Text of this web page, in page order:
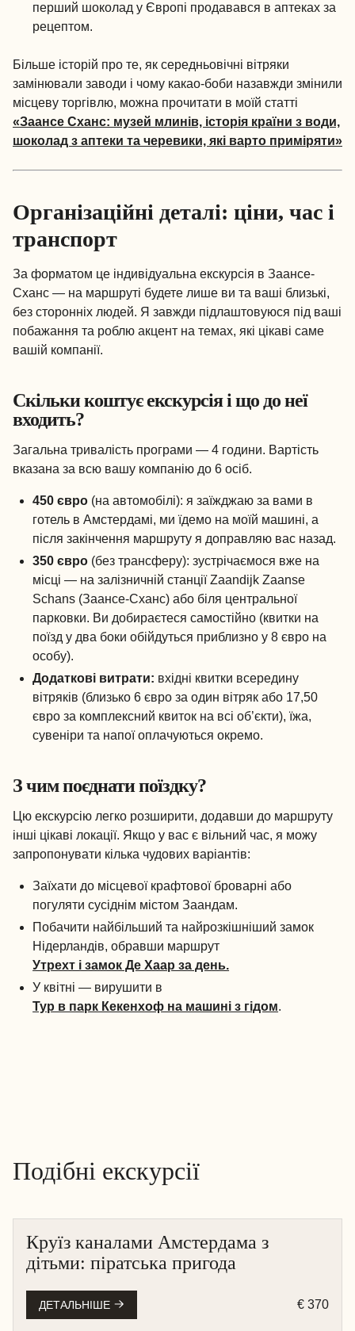
перший шоколад у Європі продавався в аптеках за
рецептом.
Більше історій про те, як середньовічні вітряки
замінювали заводи і чому какао-боби назавжди змінили
місцеву торгівлю, можна прочитати в моїй статті
«Заансе Сханс: музей млинів, історія країни з води,
шоколад з аптеки та черевики, які варто приміряти»
Організаційні деталі: ціни, час і
транспорт
За форматом це індивідуальна екскурсія в Заансе-
Сханс — на маршруті будете лише ви та ваші близькі,
без сторонніх людей. Я завжди підлаштовуюся під ваші
побажання та роблю акцент на темах, які цікаві саме
вашій компанії.
Скільки коштує екскурсія і що до неї
входить?
Загальна тривалість програми — 4 години. Вартість
вказана за всю вашу компанію до 6 осіб.
450 євро (на автомобілі): я заїжджаю за вами в
готель в Амстердамі, ми їдемо на моїй машині, а
після закінчення маршруту я доправляю вас назад.
350 євро (без трансферу): зустрічаємося вже на
місці — на залізничній станції Zaandijk Zaanse
Schans (Заансе-Сханс) або біля центральної
парковки. Ви добираєтеся самостійно (квитки на
поїзд у два боки обійдуться приблизно у 8 євро на
особу).
Додаткові витрати: вхідні квитки всередину
вітряків (близько 6 євро за один вітряк або 17,50
євро за комплексний квиток на всі об’єкти), їжа,
сувеніри та напої оплачуються окремо.
З чим поєднати поїздку?
Цю екскурсію легко розширити, додавши до маршруту
інші цікаві локації. Якщо у вас є вільний час, я можу
запропонувати кілька чудових варіантів:
Заїхати до місцевої крафтової броварні або
погуляти сусіднім містом Заандам.
Побачити найбільший та найрозкішніший замок
Нідерландів, обравши маршрут
Утрехт і замок Де Хаар за день.
У квітні — вирушити в
Тур в парк Кекенхоф на машині з гідом.
Подібні екскурсії
АМСТЕРДАМ
КРУЇЗ НА ЧОВНІ
Круїз каналами Амстердама з
дітьми: піратська пригода
ДЕТАЛЬНІШЕ € 370